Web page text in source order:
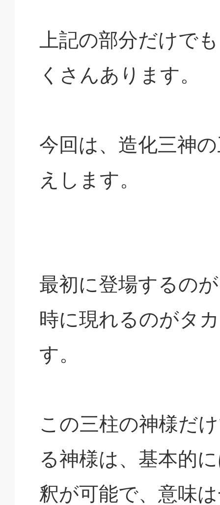
上記の部分だけで
くさんあります。
今回は、造化三神
えします。
最初に登場するの
時に現れるのがタ
す。
この三柱の神様だ
る神様は、基本的
釈が可能で、意味